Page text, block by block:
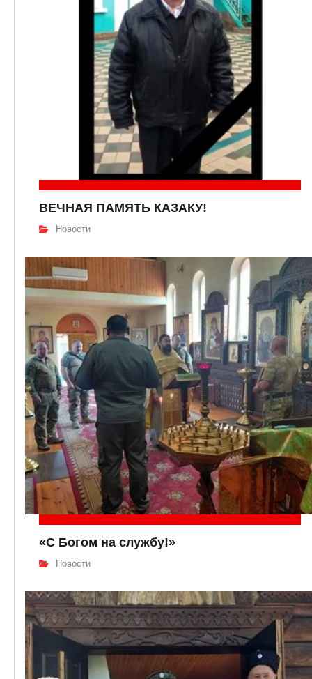
ВЕЧНАЯ ПАМЯТЬ КАЗАКУ!
Новости
«С Богом на службу!»
Новости